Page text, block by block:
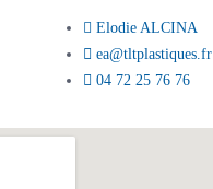
Elodie ALCINA
ea@tltplastiques.fr
04 72 25 76 76